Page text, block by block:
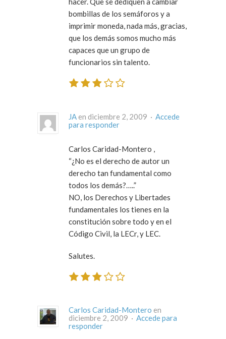
bombillas de los semáforos y a
imprimir moneda, nada más, gracias,
que los demás somos mucho más
capaces que un grupo de
funcionarios sin talento.
JA en diciembre 2, 2009 · Accede
para responder
Carlos Caridad-Montero ,
“¿No es el derecho de autor un
derecho tan fundamental como
todos los demás?…..”
NO, los Derechos y Libertades
fundamentales los tienes en la
constitución sobre todo y en el
Código Civil, la LECr, y LEC.
Salutes.
Carlos Caridad-Montero en
diciembre 2, 2009 · Accede para
responder